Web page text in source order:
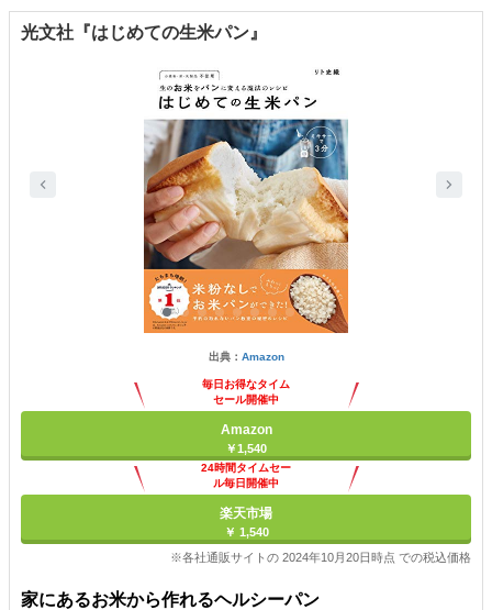
光文社『はじめての生米パン』
出典： Amazon
毎日お得なタイム
セール開催中
Amazon
￥1,540
24時間タイムセー
ル毎日開催中
楽天市場
￥ 1,540
※各社通販サイトの 2024年10月20日時点 での税込価格
家にあるお米から作れるヘルシーパン